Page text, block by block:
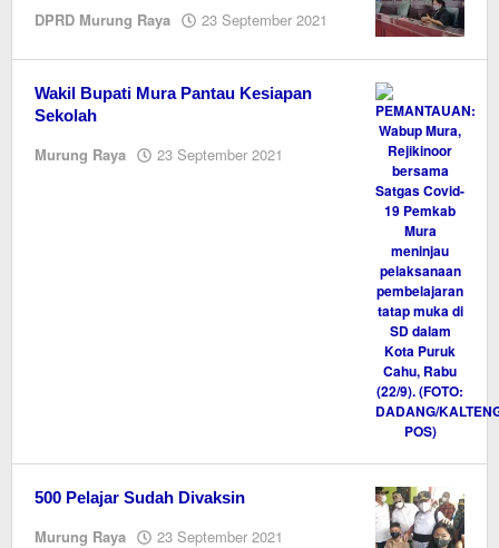
DPRD Murung Raya 23 September 2021
Editor
Wakil Bupati Mura Pantau Kesiapan
Sekolah
Murung Raya 23 September 2021
500 Pelajar Sudah Divaksin
Murung Raya 23 September 2021